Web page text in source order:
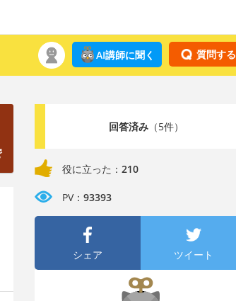
質問する
AI講師に聞く
回答済み（5件）
役に立った： 210
PV： 93393
シェア ツイート